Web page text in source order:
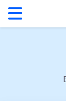
El clima en